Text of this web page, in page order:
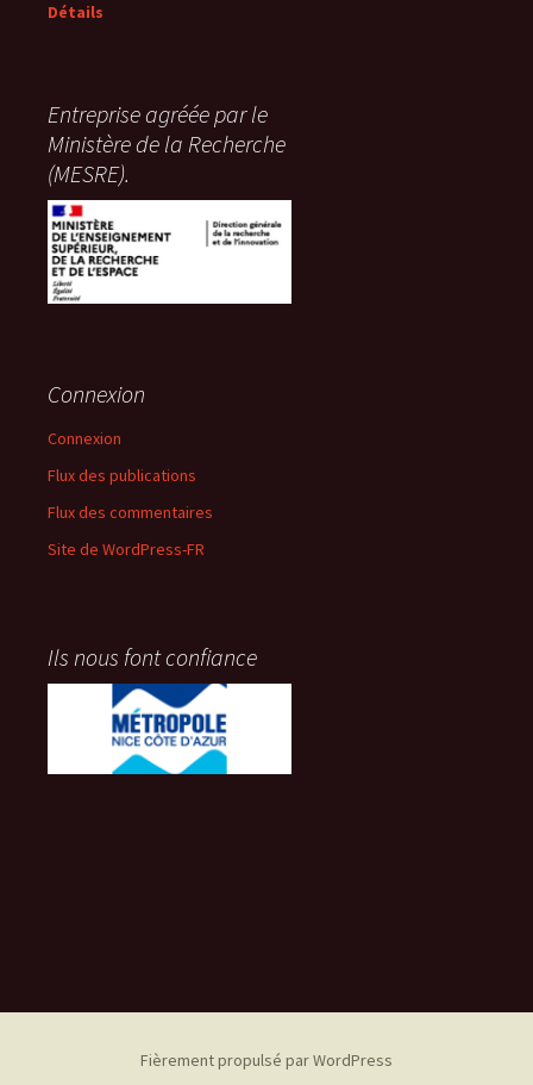
Détails
Entreprise agréée par le
Ministère de la Recherche
(MESRE).
Connexion
Connexion
Flux des publications
Flux des commentaires
Site de WordPress-FR
Ils nous font confiance
Fièrement propulsé par WordPress